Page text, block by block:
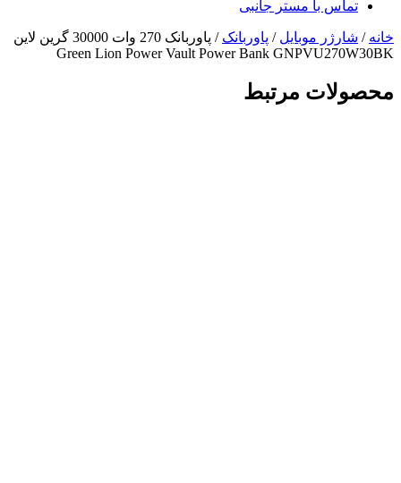
تماس با مستر جانبی
خانه / شارژر موبایل / پاوربانک
/ پاوربانک 270 وات 30000 گرین لاین
Green Lion Power Vault Power Bank GNPVU270W30BK
محصولات مرتبط